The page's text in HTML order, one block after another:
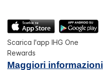
Scarica l'app IHG One
Rewards
Maggiori informazioni